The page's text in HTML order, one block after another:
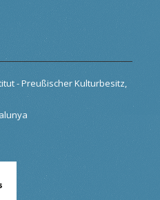
- Preußischer Kulturbesitz,